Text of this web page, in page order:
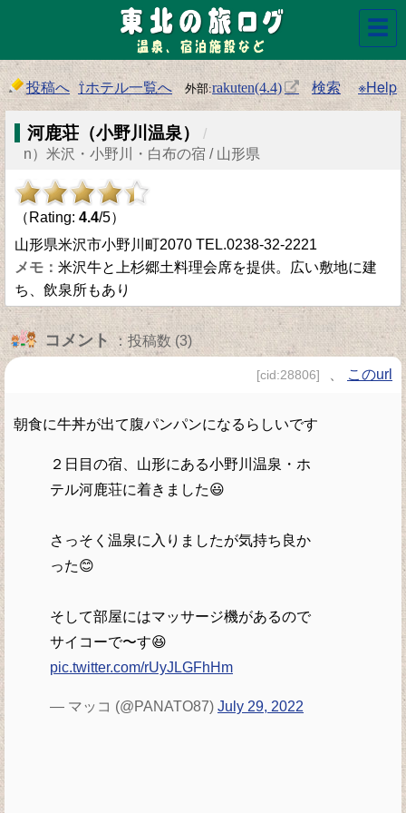
投稿へ ⇧ホテル一覧へ rakuten(4.4) 検索 ※Help
河鹿荘（小野川温泉）
/
n）米沢・小野川・白布の宿 / 山形県
（Rating: 4.4/5）
山形県米沢市小野川町2070 TEL.0238-32-2221
米沢牛と上杉郷土料理会席を提供。広い敷地に建
ち、飲泉所もあり
コメント ：投稿数 (3)
[cid:28806] このurl
朝食に牛丼が出て腹パンパンになるらしいです
２日目の宿、山形にある小野川温泉・ホ
テル河鹿荘に着きました😃
さっそく温泉に入りましたが気持ち良か
った😊
そして部屋にはマッサージ機があるので
サイコーで〜す😆
pic.twitter.com/rUyJLGFhHm
— マッコ (@PANATO87) July 29, 2022
☰